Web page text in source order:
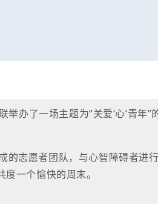
办了一场主题为“关爱‘心’青年”
的志愿者团队，与心智障碍者进
度一个愉快的周末。